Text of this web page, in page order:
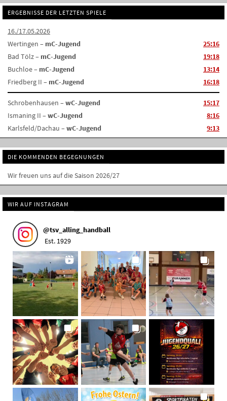
ERGEBNISSE DER LETZTEN SPIELE
16./17.05.2026
Wertingen – mC-Jugend
25:16
Bad Tölz – mC-Jugend
19:18
Buchloe – mC-Jugend
13:14
Friedberg II – mC-Jugend 16:18
Schrobenhausen –wC-Jugend
15:17
Ismaning II –wC-Jugend
8:16
Karlsfeld/Dachau –wC-Jugend 9:13
DIE KOMMENDEN BEGEGNUNGEN
Wir freuen uns auf die Saison 2026/27
WIR AUF INSTAGRAM
@tsv_alling_handball
Est. 1929